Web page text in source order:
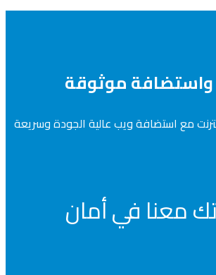
موثوقة
مع استضافة ويب عالية الجودة وسريعة
معنا في أمان